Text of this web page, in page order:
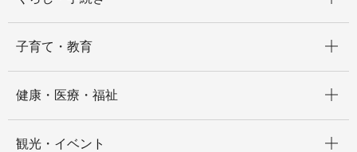
子育て・教育
健康・医療・福祉
観光・イベント